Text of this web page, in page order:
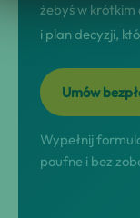
żebyś w krótkim
i plan decyzji,
Umów
Wypełnij
poufne i bez